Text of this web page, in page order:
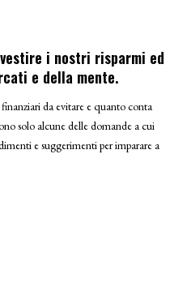
i nostri risparmi ed
e della mente.
da evitare e quanto conta
solo alcune delle domande a cui
e suggerimenti per imparare a